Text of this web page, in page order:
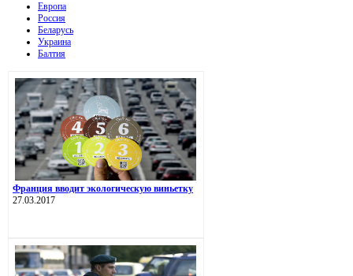
Европа
Россия
Беларусь
Украина
Балтия
Франция вводит экологическую виньетку
27.03.2017